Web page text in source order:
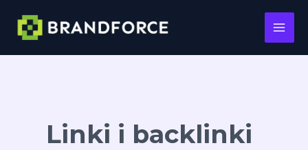
Main
Linki i backlinki